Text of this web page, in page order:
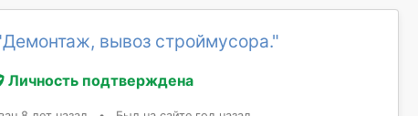
вывоз строймусора."
Личность подтверждена